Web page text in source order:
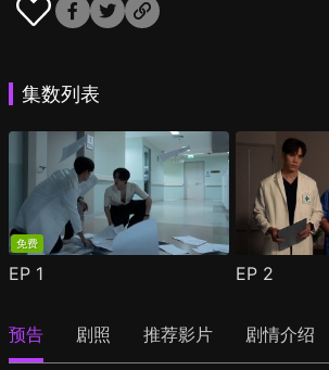
集数列表
免费
EP 1 EP 2
预告 剧照 推荐影片 剧情介绍